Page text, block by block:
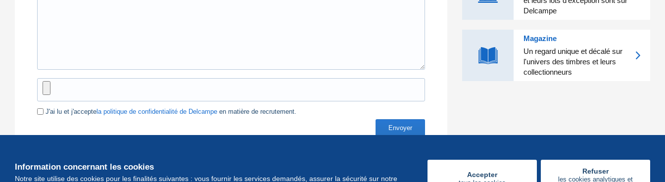
J'ai lu et j'accepte la politique de confidentialité de Delcampe en matière de recrutement.
Delcampe
Magazine
Un regard unique et décalé sur
l'univers des timbres et leurs
collectionneurs
Information concernant les cookies
Notre site utilise des cookies pour les finalités suivantes : vous fournir les services demandés, assurer la sécurité sur notre Accepter Refuser
les cookies analytiques et